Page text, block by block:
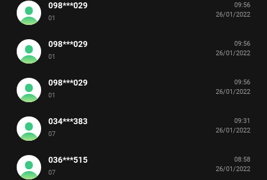
098***029
01
09:56
26/01/2022
098***029
01
09:56
26/01/2022
098***029
01
09:56
26/01/2022
034***383
07
09:31
26/01/2022
036***515
07
08:58
26/01/2022